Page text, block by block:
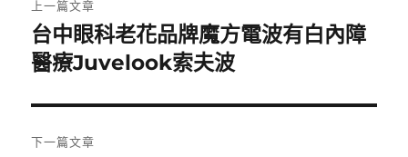
章
導
覽
上一篇文章
上
一
文
章:
台中眼科老花品牌魔方電波有白內障
醫療Juvelook索夫波
下一篇文章